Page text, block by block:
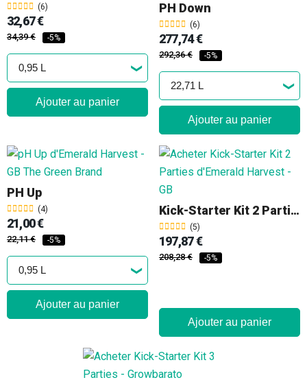
(6)
32,67 €
34,39 € -5%
Ajouter au panier
PH Down
(6)
277,74 €
292,36 € -5%
Ajouter au panier
PH Up
(4)
21,00 €
22,11 € -5%
Ajouter au panier
Kick-Starter Kit 2 Parties
(5)
197,87 €
208,28 € -5%
Ajouter au panier